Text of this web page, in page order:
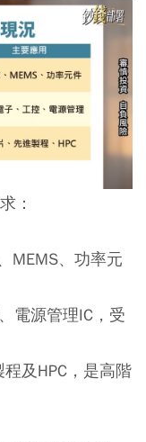
：
MEMS、功率元
電源管理IC，受
及HPC，是高階